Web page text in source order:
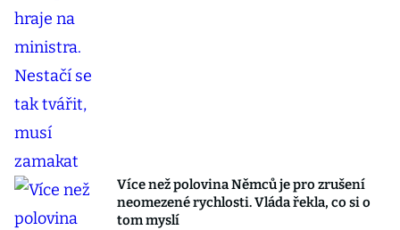
Více než polovina Němců je pro zrušení
neomezené rychlosti. Vláda řekla, co si o
tom myslí